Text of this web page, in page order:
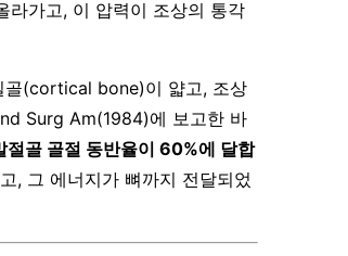
라가고, 이 압력이 조상의 통각
골(cortical bone)이 얇고, 조상
Surg Am(1984)에 보고한 바
골 골절 동반율이 60%에 달합
, 그 에너지가 뼈까지 전달되었